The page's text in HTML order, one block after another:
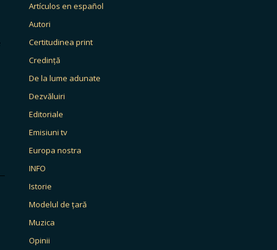
Artículos en español
Autori
Certitudinea print
Credință
De la lume adunate
Dezvăluiri
Editoriale
Emisiuni tv
Europa nostra
INFO
Istorie
Modelul de țară
Muzica
Opinii